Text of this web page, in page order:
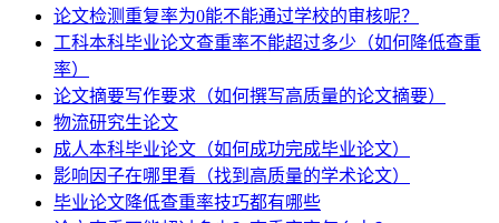
论文检测重复率为0能不能通过学校的审核呢？
工科本科毕业论文查重率不能超过多少（如何降低查重
率）
论文摘要写作要求（如何撰写高质量的论文摘要）
物流研究生论文
成人本科毕业论文（如何成功完成毕业论文）
影响因子在哪里看（找到高质量的学术论文）
毕业论文降低查重率技巧都有哪些